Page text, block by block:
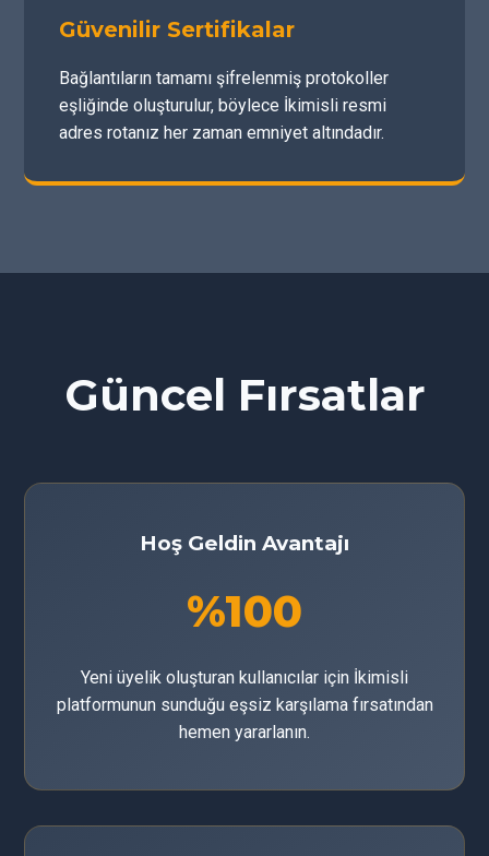
Güvenilir Sertifikalar
Bağlantıların tamamı şifrelenmiş protokoller
eşliğinde oluşturulur, böylece İkimisli resmi
adres rotanız her zaman emniyet altındadır.
Güncel Fırsatlar
Hoş Geldin Avantajı
%100
Yeni üyelik oluşturan kullanıcılar için İkimisli
platformunun sunduğu eşsiz karşılama fırsatından
hemen yararlanın.